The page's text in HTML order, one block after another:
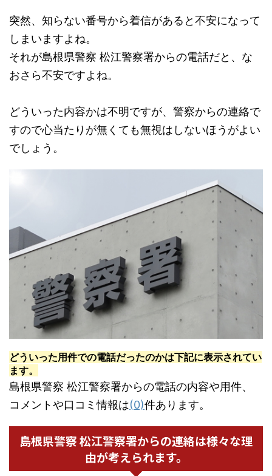
突然、知らない番号から着信があると不安になって
しまいますよね。
それが島根県警察 松江警察署からの電話だと、な
おさら不安ですよね。
どういった内容かは不明ですが、警察からの連絡で
すので心当たりが無くても無視はしないほうがよい
でしょう。
どういった用件での電話だったのかは下記に表示されてい
ます。
島根県警察 松江警察署からの電話の内容や用件、
コメントや口コミ情報は(0)件あります。
島根県警察 松江警察署からの連絡は様々な理
由が考えられます。